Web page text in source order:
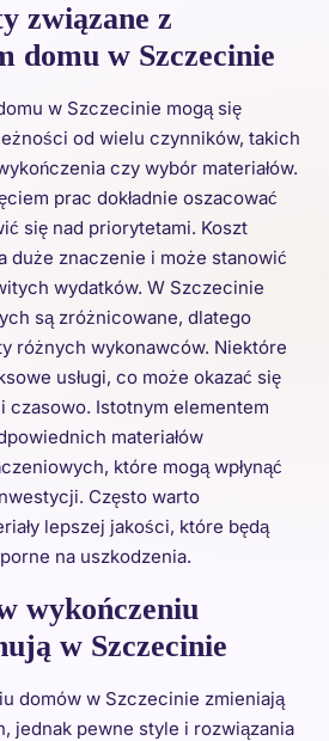
związane z
domu w Szczecinie
w Szczecinie mogą się
od wielu czynników, takich
czy wybór materiałów.
prac dokładnie oszacować
się nad priorytetami. Koszt
duże znaczenie i może stanowić
wydatków. W Szczecinie
są zróżnicowane, dlatego
różnych wykonawców. Niektóre
usługi, co może okazać się
czasowo. Istotnym elementem
materiałów
które mogą wpłynąć
Często warto
lepszej jakości, które będą
na uszkodzenia.
wykończeniu
w Szczecinie
domów w Szczecinie zmieniają
jednak pewne style i rozwiązania